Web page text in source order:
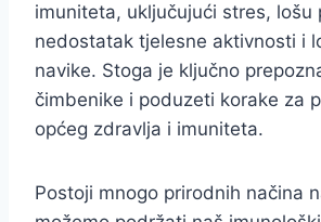
imuniteta, uključujući stres, lošu
nedostatak tjelesne aktivnosti i
navike. Stoga je ključno
čimbenike i poduzeti korake za
općeg zdravlja i imuniteta.
Postoji mnogo prirodnih načina